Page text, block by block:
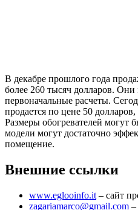
В декабре прошлого года
более 260 тысяч долларов.
первоначальные расчеты.
продается по цене 50
Размеры обогревателей
модели могут достаточно
помещение.
Внешние ссылки
www.eglooinfo.it – сайт
zagariamarco@gmail.com –